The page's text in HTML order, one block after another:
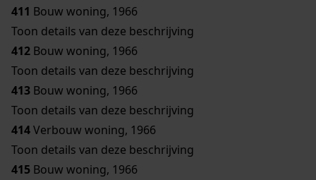
411 Bouw woning, 1966
Toon details van deze beschrijving
412 Bouw woning, 1966
Toon details van deze beschrijving
413 Bouw woning, 1966
Toon details van deze beschrijving
414Verbouw woning, 1966
Toon details van deze beschrijving
415 Bouw woning, 1966